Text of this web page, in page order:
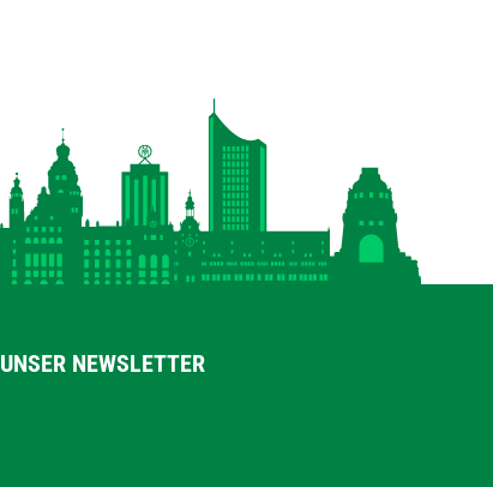
UNSER NEWSLETTER